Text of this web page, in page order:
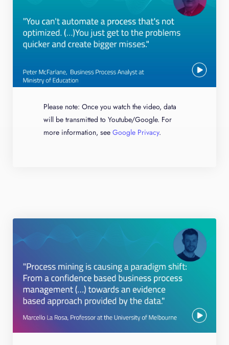
Please note: Once you watch the video, data
will be transmitted to Youtube/Google. For
more information, see Google Privacy.